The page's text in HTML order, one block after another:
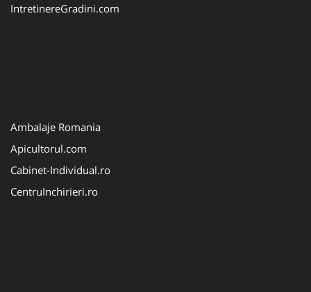
IntretinereGradini.com
Ambalaje Romania
Apicultorul.com
Cabinet-Individual.ro
CentruInchirieri.ro